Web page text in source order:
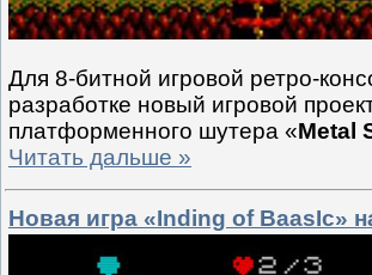
Для 8-битной игровой ретро-
разработке новый игровой
платформенного шутера «Metal
Читать дальше »
Новая игра «Inding of BaasIc»